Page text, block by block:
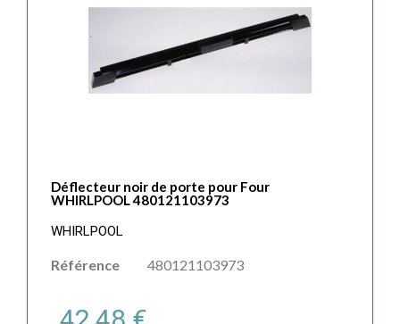
Déflecteur noir de porte pour Four
WHIRLPOOL 480121103973
WHIRLPOOL
Référence 480121103973